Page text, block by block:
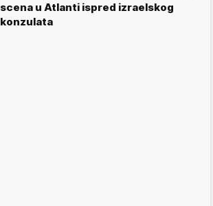
scena u Atlanti ispred izraelskog
konzulata